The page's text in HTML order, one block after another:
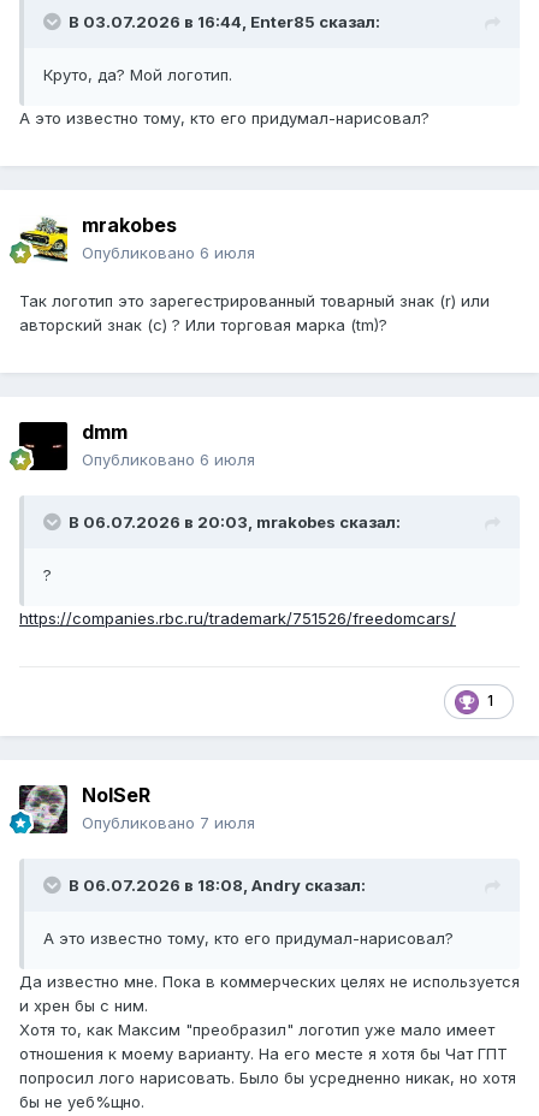
В 03.07.2026 в 16:44, Enter85 сказал:
Круто, да? Мой логотип.
А это известно тому, кто его придумал-нарисовал?
mrakobes
Опубликовано 6 июля
Так логотип это зарегестрированный товарный знак (r) или
авторский знак (с) ? Или торговая марка (tm)?
dmm
Опубликовано 6 июля
В 06.07.2026 в 20:03, mrakobes сказал:
?
https://companies.rbc.ru/trademark/751526/freedomcars/
1
NoISeR
Опубликовано 7 июля
В 06.07.2026 в 18:08, Andry сказал:
А это известно тому, кто его придумал-нарисовал?
Да известно мне. Пока в коммерческих целях не используется
и хрен бы с ним.
Хотя то, как Максим "преобразил" логотип уже мало имеет
отношения к моему варианту. На его месте я хотя бы Чат ГПТ
попросил лого нарисовать. Было бы усредненно никак, но хотя
бы не уеб%щно.